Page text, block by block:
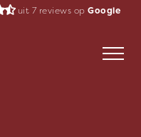
uit 7 reviews op Google